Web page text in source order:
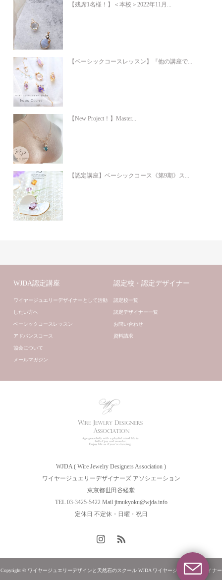
【残席1名様！】＜本校＞2022年11月...
【ベーシックコースレッスン】『他の講座で...
【New Project！】Master...
【認定講座】ベーシックコース《第9期》ス...
WJDA認定講座
ワイヤージュエリーデザイナーとして活動
したい方へ
ベーシックコースレッスン
アドバンスコース
協会について
メールマガジン
認定校・認定デザイナー
認定校一覧
認定デザイナー一覧
お問い合わせ
資料請求
WJDA ( Wire Jewelry Designers Association )
ワイヤージュエリーデザイナーズ アソシエーション
東京都世田谷経堂
TEL 03-3425-5422 Mail jimukyoku@wjda.info
定休日 不定休・日曜・祝日
Copyright © ワイヤージュエリーデザインと天然石のスクール WJDA ワイヤージュエリーデザイナー